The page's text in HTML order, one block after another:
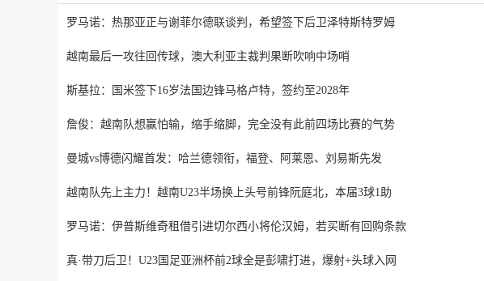
罗马诺：热那亚正与谢菲尔德联谈判，希望签下后卫泽特斯特罗姆
越南最后一攻往回传球，澳大利亚主裁判果断吹响中场哨
斯基拉：国米签下16岁法国边锋马格卢特，签约至2028年
詹俊：越南队想赢怕输，缩手缩脚，完全没有此前四场比赛的气势
曼城vs博德闪耀首发：哈兰德领衔，福登、阿莱恩、刘易斯先发
越南队先上主力！越南U23半场换上头号前锋阮庭北，本届3球1助
罗马诺：伊普斯维奇租借引进切尔西小将伦汉姆，若买断有回购条款
真·带刀后卫！U23国足亚洲杯前2球全是彭啸打进，爆射+头球入网